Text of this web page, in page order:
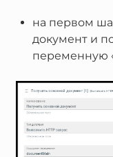
на первом
документ и
переменную